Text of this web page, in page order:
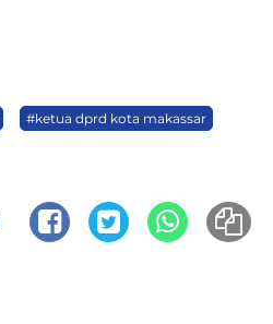
#ketua dprd kota makassar